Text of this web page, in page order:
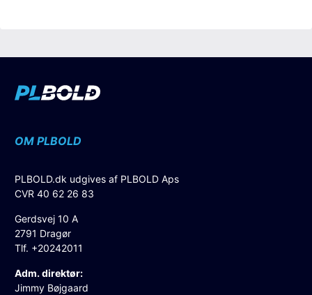
OM PLBOLD
PLBOLD.dk udgives af PLBOLD Aps
CVR 40 62 26 83
Gerdsvej 10 A
2791 Dragør
Tlf. +20242011
Adm. direktør:
Jimmy Bøjgaard